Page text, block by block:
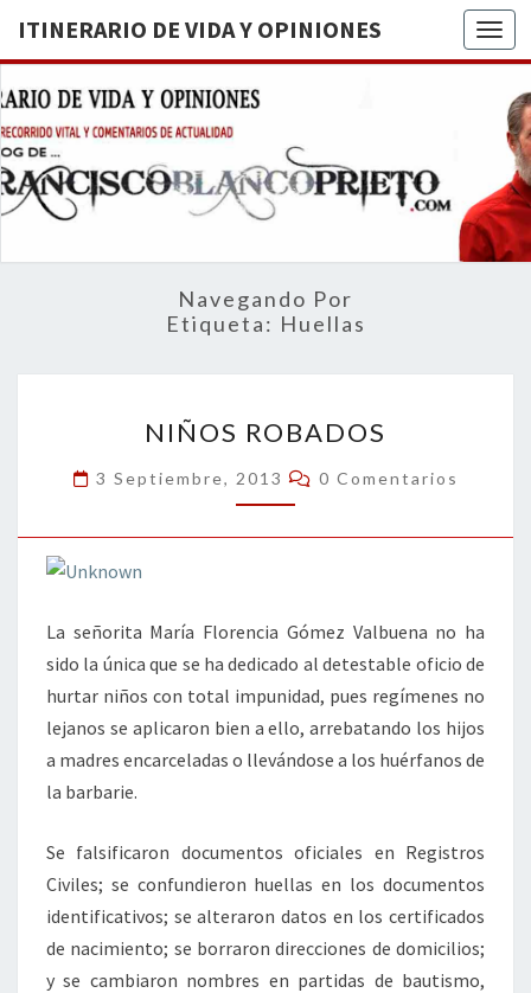
ITINERARIO DE VIDA Y OPINIONES
DE
BREVE
RECORRIDO
VITAL Y
ACTUALIDAD
Navegando Por
Etiqueta: Huellas
ROBADOS
NIÑOS ROBADOS
3 Septiembre, 2013 Comentarios
0 Comentarios
La señorita María Florencia Gómez Valbuena no ha
sido la única que se ha dedicado al detestable oficio de
hurtar niños con total impunidad, pues regímenes no
lejanos se aplicaron bien a ello, arrebatando los hijos
a madres encarceladas o llevándose a los huérfanos de
la barbarie.
Se falsificaron documentos oficiales en Registros
Civiles; se confundieron huellas en los documentos
identificativos; se alteraron datos en los certificados
de nacimiento; se borraron direcciones de domicilios;
y se cambiaron nombres en partidas de bautismo,